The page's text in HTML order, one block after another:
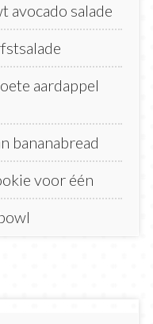
avocado salade
aardappel
bananabread
voor één